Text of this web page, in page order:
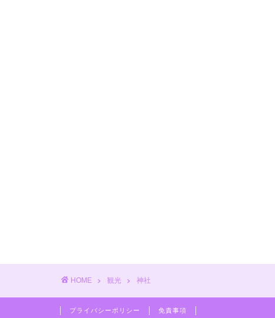
HOME 観光 神社
プライバシーポリシー 免責事項